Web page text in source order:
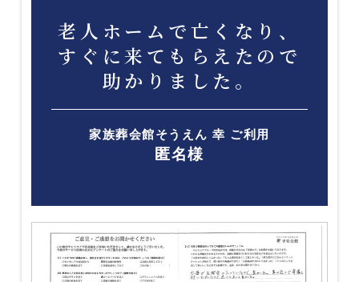
老人ホームで亡くなり、
すぐに来てもらえたので
助かりました。
家族葬会館そうえん 幸 ご利用
匿名様